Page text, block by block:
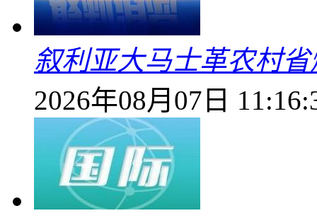
叙利亚大马士革农村
2026年08月07日